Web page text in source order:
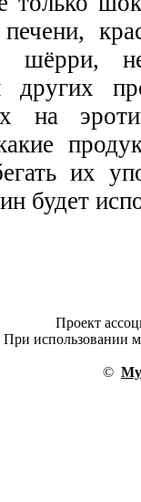
шёрри,
других
на
их
будет
Проект
использовании
©